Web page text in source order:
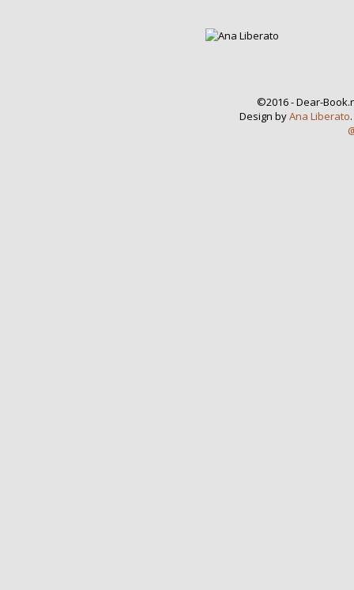
©2016 - Dear-
Design byAna Liberato